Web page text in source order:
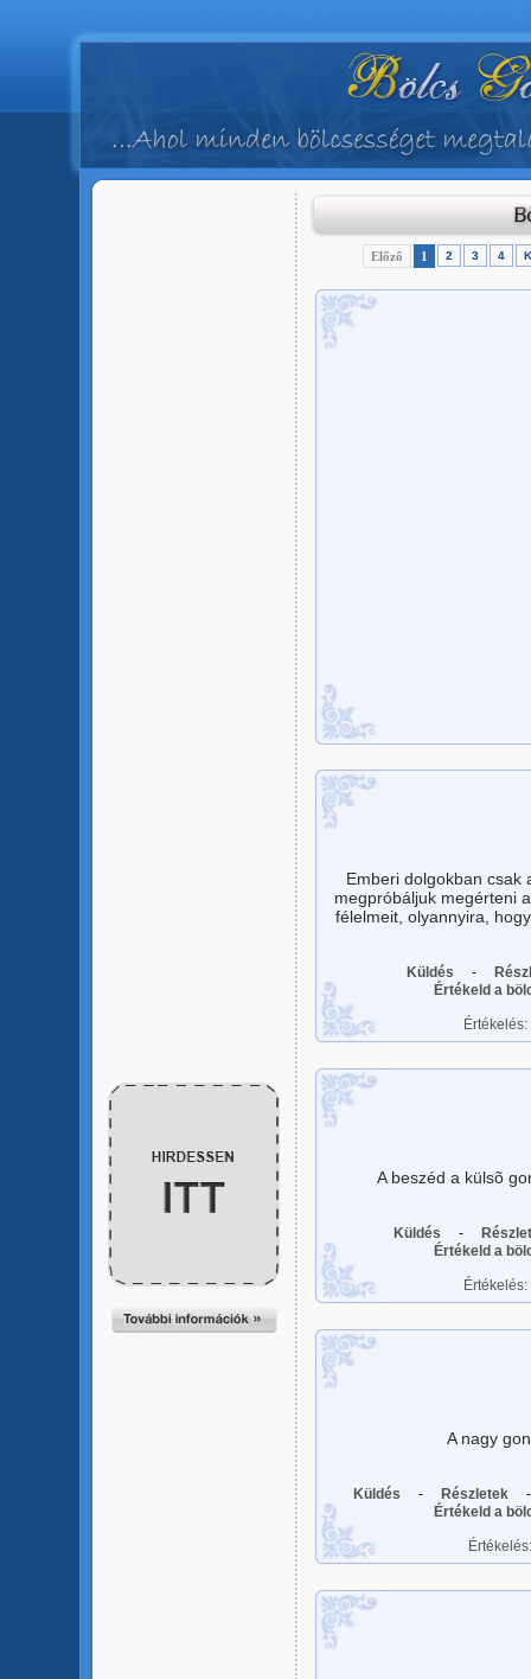
Előző 1 2 3 4
Emberi dolgokban csak
megpróbáljuk megérteni
félelmeit, olyannyira,
Küldés -
Értékeld a
A beszéd a külsõ
Küldés -
Értékeld a
A nagy
Küldés - Részletek
Értékeld a